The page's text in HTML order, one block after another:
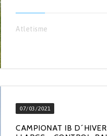
Atletisme
07/03/2021
CAMPIONAT IB